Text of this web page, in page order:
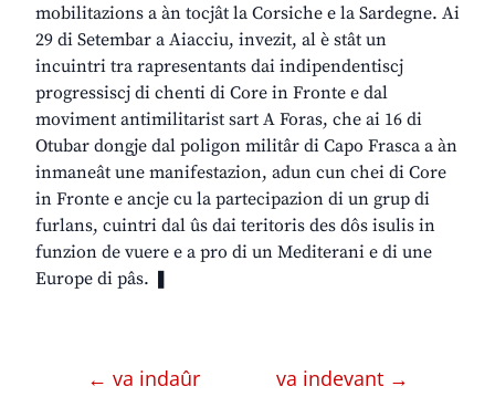
mobilitazions a àn tocjât la Corsiche e la Sardegne. Ai
29 di Setembar a Aiacciu, invezit, al è stât un
incuintri tra rapresentants dai indipendentiscj
progressiscj di chenti di Core in Fronte e dal
moviment antimilitarist sart A Foras, che ai 16 di
Otubar dongje dal poligon militâr di Capo Frasca a àn
inmaneât une manifestazion, adun cun chei di Core
in Fronte e ancje cu la partecipazion di un grup di
furlans, cuintri dal ûs dai teritoris des dôs isulis in
funzion de vuere e a pro di un Mediterani e di une
Europe di pâs. ❚
← va indaûr va indevant →